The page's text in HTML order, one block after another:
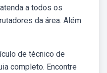
a todos os
da área. Além
de técnico de
completo. Encontre